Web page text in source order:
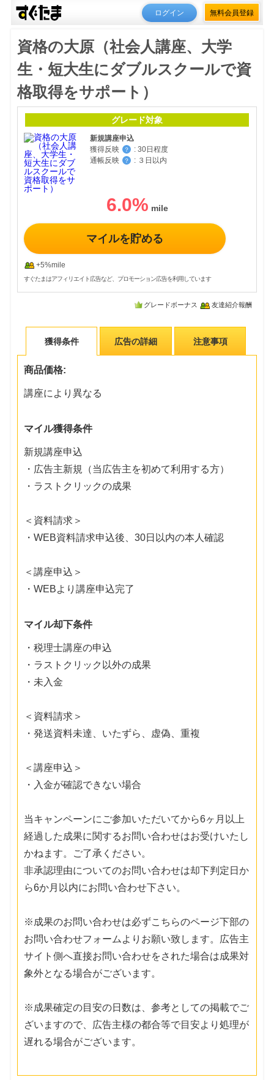
ログイン 無料会員登録
資格の大原（社会人講座、大学
生・短大生にダブルスクールで資
格取得をサポート）
グレード対象
新規講座申込
獲得反映
？ : 30日程度
通帳反映
？ : ３日以内
6.0%
マイルを貯める
+5%mile
すぐたまはアフィリエイト広告など、プロモーション広告を利用しています
グレードボーナス 友達紹介報酬
獲得条件 広告の詳細 注意事項
商品価格:
講座により異なる
マイル獲得条件
新規講座申込
・広告主新規（当広告主を初めて利用する方）
・ラストクリックの成果
＜資料請求＞
・WEB資料請求申込後、30日以内の本人確認
＜講座申込＞
・WEBより講座申込完了
マイル却下条件
・税理士講座の申込
・ラストクリック以外の成果
・未入金
＜資料請求＞
・発送資料未達、いたずら、虚偽、重複
＜講座申込＞
・入金が確認できない場合
当キャンペーンにご参加いただいてから6ヶ月以上
経過した成果に関するお問い合わせはお受けいたし
かねます。ご了承ください。
非承認理由についてのお問い合わせは却下判定日か
ら6か月以内にお問い合わせ下さい。
※成果のお問い合わせは必ずこちらのページ下部の
お問い合わせフォームよりお願い致します。広告主
サイト側へ直接お問い合わせをされた場合は成果対
象外となる場合がございます。
※成果確定の目安の日数は、参考としての掲載でご
ざいますので、広告主様の都合等で目安より処理が
遅れる場合がございます。